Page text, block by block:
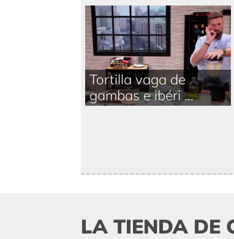
Tortilla vaga de
gambas e ibéri ...
LA TIENDA DE